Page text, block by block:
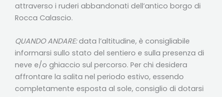
attraverso i ruderi abbandonati dell’antico borgo di
Rocca Calascio.
QUANDO ANDARE:data l’altitudine, è consigliabile
informarsi sullo stato del sentiero e sulla presenza di
neve e/o ghiaccio sul percorso. Per chi desidera
affrontare la salita nel periodo estivo, essendo
completamente esposta al sole, consiglio di dotarsi